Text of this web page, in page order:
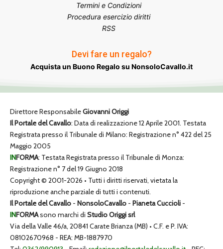
Termini e Condizioni
Procedura esercizio diritti
RSS
Devi fare un regalo?
Acquista un Buono Regalo su NonsoloCavallo.it
Direttore ResponsabileGiovanni Origgi
Il Portale del Cavallo: Data di realizzazione 12 Aprile 2001. Testata
Registrata presso il Tribunale di Milano: Registrazione n° 422 del 25
Maggio 2005
INFORMA: Testata Registrata presso il Tribunale di Monza:
Registrazione n° 7 del 19 Giugno 2018
Copyright © 2001-2026 • Tutti i diritti riservati, vietata la
riproduzione anche parziale di tutti i contenuti.
Il Portale del Cavallo - NonsoloCavallo - Pianeta Cuccioli -
INFORMAsono marchi di Studio Origgi srl
Via della Valle 46/a, 20841 Carate Brianza (MB) • C.F. e P. IVA:
08102670968 - REA: MB-1887970